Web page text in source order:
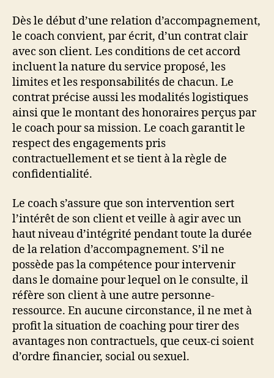
Dès le début d’une relation d’accompagnement,
le coach convient, par écrit, d’un contrat clair
avec son client. Les conditions de cet accord
incluent la nature du service proposé, les
limites et les responsabilités de chacun. Le
contrat précise aussi les modalités logistiques
ainsi que le montant des honoraires perçus par
le coach pour sa mission. Le coach garantit le
respect des engagements pris
contractuellement et se tient à la règle de
confidentialité.
Le coach s’assure que son intervention sert
l’intérêt de son client et veille à agir avec un
haut niveau d’intégrité pendant toute la durée
de la relation d’accompagnement. S’il ne
possède pas la compétence pour intervenir
dans le domaine pour lequel on le consulte, il
réfère son client à une autre personne-
ressource. En aucune circonstance, il ne met à
profit la situation de coaching pour tirer des
avantages non contractuels, que ceux-ci soient
d’ordre financier, social ou sexuel.